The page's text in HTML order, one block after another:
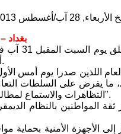
آب/أغسطس 2013 18:57
بغداد
دعا الحزب الشيوعي العراقي،
أخرى من البلاد.
اللذين صدرا يوم أمس
يفرض على السلطات
التظاهرات والاستماع لمطالب المتظاهرين".
المواطنين بالنظام
الأجهزة الأمنية بحماية